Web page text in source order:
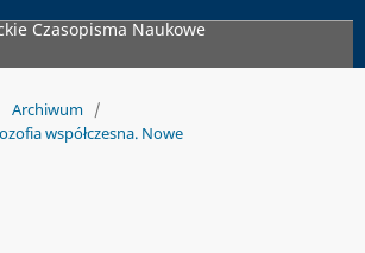
Czasopisma Naukowe
Archiwum /
współczesna. Nowe